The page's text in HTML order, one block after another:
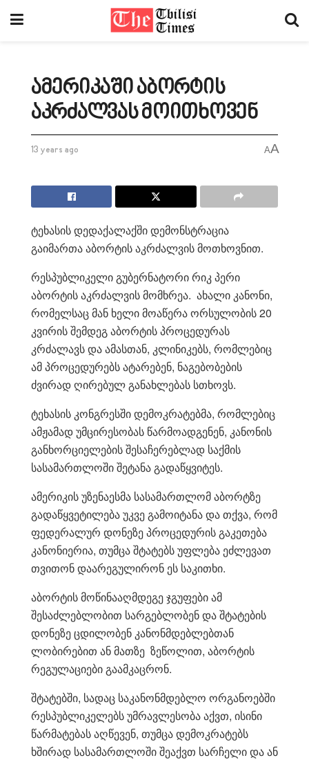
ამერიკაში აბორტის
აკრძალვას მოითხოვენ
13 years ago AA
ტეხასის დედაქალაქში დემონსტრაცია
გაიმართა აბორტის აკრძალვის მოთხოვნით.
რესპუბლიკელი გუბერნატორი რიკ პერი
აბორტის აკრძალვის მომხრეა. ახალი კანონი,
რომელსაც მან ხელი მოაწერა ორსულობის 20
კვირის შემდეგ აბორტის პროცედურას
კრძალავს და ამასთან, კლინიკებს, რომლებიც
ამ პროცედურებს ატარებენ, ნაგებობების
ძვირად ღირებულ განახლებას სთხოვს.
ტეხასის კონგრესში დემოკრატებმა, რომლებიც
ამჟამად უმცირესობას წარმოადგენენ, კანონის
განხორციელების შესაჩერებლად საქმის
სასამართლოში შეტანა გადაწყვიტეს.
ამერიკის უზენაესმა სასამართლომ აბორტზე
გადაწყვეტილება უკვე გამოიტანა და თქვა, რომ
ფედერალურ დონეზე პროცედურის გაკეთება
კანონიერია, თუმცა შტატებს უფლება ეძლევათ
თვითონ დაარეგულირონ ეს საკითხი.
აბორტის მოწინააღმდეგე ჯგუფები ამ
შესაძლებლობით სარგებლობენ და შტატების
დონეზე ცდილობენ კანონმდებლებთან
ლობირებით ან მათზე ზეწოლით, აბორტის
რეგულაციები გაამკაცრონ.
შტატებში, სადაც საკანონმდებლო ორგანოებში
რესპუბლიკელებს უმრავლესობა აქვთ, ისინი
წარმატებას აღწევენ, თუმცა დემოკრატებს
ხშირად სასამართლოში შეაქვთ სარჩელი და ან